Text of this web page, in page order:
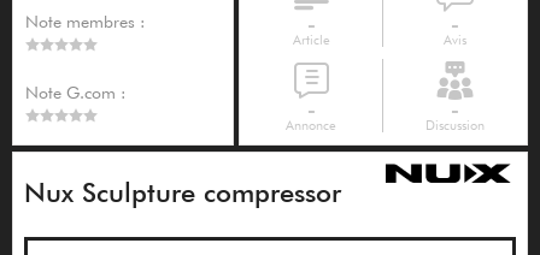
Note membres :
Note G.com :
-
Article
-
Avis
-
Annonce
-
Discussion
Nux Sculpture compressor